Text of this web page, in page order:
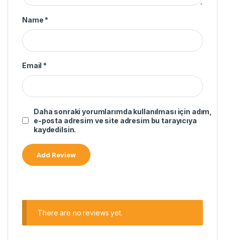
Name *
Email *
Daha sonraki yorumlarımda kullanılması için adım,
e-posta adresim ve site adresim bu tarayıcıya
kaydedilsin.
There are no reviews yet.